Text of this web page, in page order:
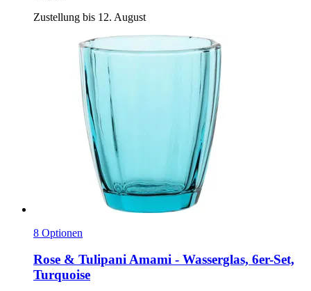
Zustellung bis 12. August
8 Optionen
Rose & TulipaniAmami -​ Wasserglas, 6er-​Set,
Turquoise